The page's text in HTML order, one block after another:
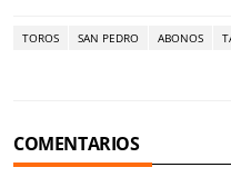
TOROS SAN PEDRO ABONOS
COMENTARIOS